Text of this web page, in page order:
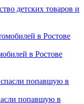
детских товаров и
в Ростове
попавшую в